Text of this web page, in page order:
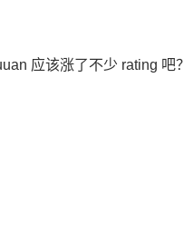
应该涨了不少 rating 吧？